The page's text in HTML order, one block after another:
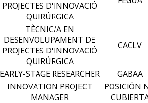
PROJECTES D'INNOVACIÓ
QUIRÚRGICA
TÈCNIC/A EN
DESENVOLUPAMENT DE
PROJECTES D'INNOVACIÓ
QUIRÚRGICA
CACLV
EARLY-STAGE RESEARCHER
GABAA
INNOVATION PROJECT
MANAGER
POSICIÓN